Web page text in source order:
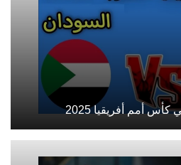
أمم أفريقيا 2025